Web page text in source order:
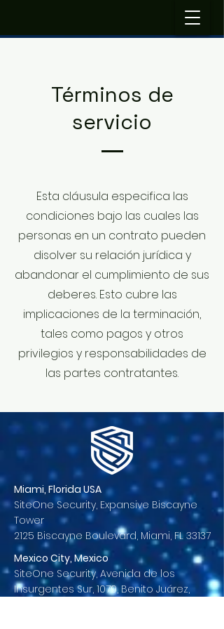
Términos de
servicio
Esta cláusula especifica las
condiciones bajo las cuales las
personas en un contrato pueden
disolver su relación jurídica y
abandonar el cumplimiento de sus
deberes. Esto cubre las
implicaciones de la terminación,
tales como pagos y otros
privilegios y responsabilidades de
las partes contratantes.
Miami, Florida USA
SiteOne Security, Expansive Biscayne
Tower
2125 Biscayne Boulevard, Miami, FL 33137
Mexico City, Mexico
SiteOne Security, Avenida de los
Insurgentes Sur, 1079, Benito Juárez,